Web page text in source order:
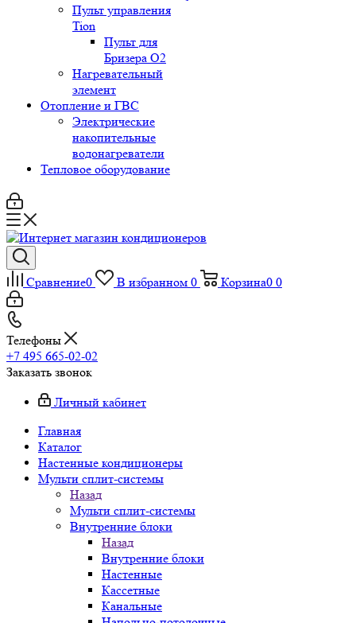
Пульт управления
Tion
Пульт для
Бризера O2
Нагревательный
элемент
Отопление и ГВС
Электрические
накопительные
водонагреватели
Тепловое оборудование
Сравнение0 В избранном 0 Корзина0 0
Телефоны
+7 495 665-02-02
Заказать звонок
Личный кабинет
Главная
Каталог
Настенные кондиционеры
Мульти сплит-системы
Назад
Мульти сплит-системы
Внутренние блоки
Назад
Внутренние блоки
Настенные
Кассетные
Канальные